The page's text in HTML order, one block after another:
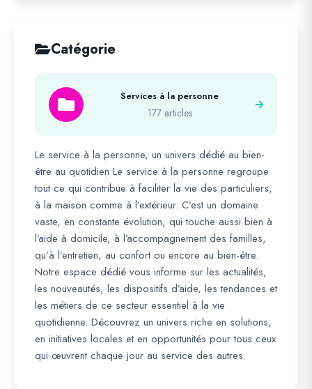
Catégorie
Services à la personne
177 articles
Le service à la personne, un univers dédié au bien-
être au quotidien Le service à la personne regroupe
tout ce qui contribue à faciliter la vie des particuliers,
à la maison comme à l’extérieur. C’est un domaine
vaste, en constante évolution, qui touche aussi bien à
l’aide à domicile, à l’accompagnement des familles,
qu’à l’entretien, au confort ou encore au bien-être.
Notre espace dédié vous informe sur les actualités,
les nouveautés, les dispositifs d’aide, les tendances et
les métiers de ce secteur essentiel à la vie
quotidienne. Découvrez un univers riche en solutions,
en initiatives locales et en opportunités pour tous ceux
qui œuvrent chaque jour au service des autres.